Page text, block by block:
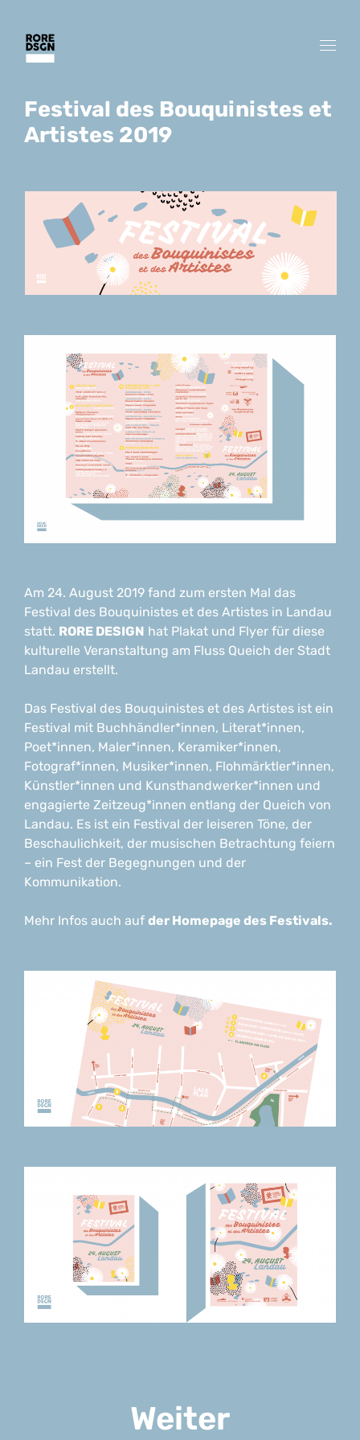
Festival des Bouquinistes et
Artistes 2019
Am 24. August 2019 fand zum ersten Mal das
Festival des Bouquinistes et des Artistes in Landau
statt. RORE DESIGN hat Plakat und Flyer für diese
kulturelle Veranstaltung am Fluss Queich der Stadt
Landau erstellt.
Das Festival des Bouquinistes et des Artistes ist ein
Festival mit Buchhändler*innen, Literat*innen,
Poet*innen, Maler*innen, Keramiker*innen,
Fotograf*innen, Musiker*innen, Flohmärktler*innen,
Künstler*innen und Kunsthandwerker*innen und
engagierte Zeitzeug*innen entlang der Queich von
Landau. Es ist ein Festival der leiseren Töne, der
Beschaulichkeit, der musischen Betrachtung feiern
– ein Fest der Begegnungen und der
Kommunikation.
Mehr Infos auch auf der Homepage des Festivals.
Weiter